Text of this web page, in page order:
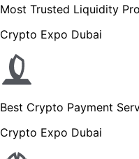
Most Trusted Liquidity
Crypto Expo Dubai
Best Crypto Payment
Crypto Expo Dubai